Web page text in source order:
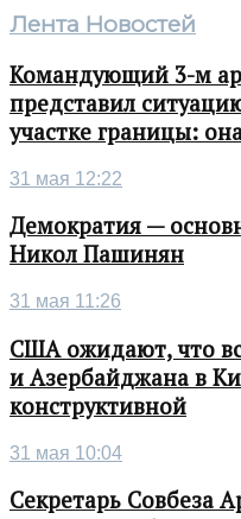
Лента Новостей
Командующий 3-м
представил
участке границы:
31 мая 12:22
Демократия —
Никол Пашинян
31 мая 11:26
США ожидают, что
и Азербайджана в
конструктивной
31 мая 10:04
Секретарь Совбеза